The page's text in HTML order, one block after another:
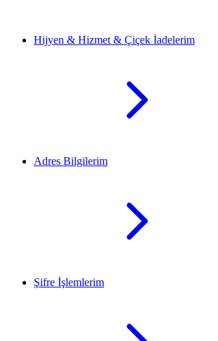
Hijyen & Hizmet & Çiçek İadelerim
Adres Bilgilerim
Şifre İşlemlerim